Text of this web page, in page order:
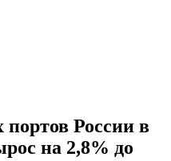
портов России в
на 2,8% до